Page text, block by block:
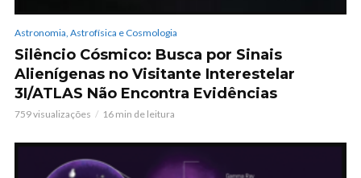
Astronomia, Astrofísica e Cosmologia
Silêncio Cósmico: Busca por Sinais
Alienígenas no Visitante Interestelar
3I/ATLAS Não Encontra Evidências
759 visualizações 16 min de leitura